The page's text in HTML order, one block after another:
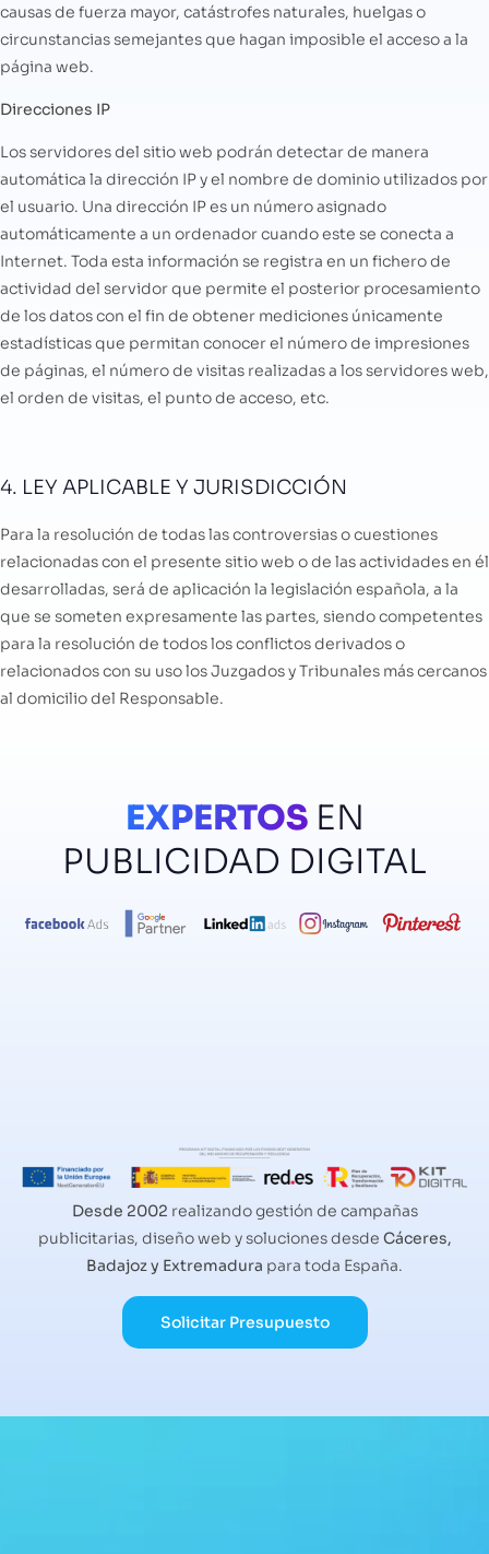
causas de fuerza mayor, catástrofes naturales, huelgas o
circunstancias semejantes que hagan imposible el acceso a la
página web.
Direcciones IP
Los servidores del sitio web podrán detectar de manera
automática la dirección IP y el nombre de dominio utilizados por
el usuario. Una dirección IP es un número asignado
automáticamente a un ordenador cuando este se conecta a
Internet. Toda esta información se registra en un fichero de
actividad del servidor que permite el posterior procesamiento
de los datos con el fin de obtener mediciones únicamente
estadísticas que permitan conocer el número de impresiones
de páginas, el número de visitas realizadas a los servidores web,
el orden de visitas, el punto de acceso, etc.
4. LEY APLICABLE Y JURISDICCIÓN
Para la resolución de todas las controversias o cuestiones
relacionadas con el presente sitio web o de las actividades en él
desarrolladas, será de aplicación la legislación española, a la
que se someten expresamente las partes, siendo competentes
para la resolución de todos los conflictos derivados o
relacionados con su uso los Juzgados y Tribunales más cercanos
al domicilio del Responsable.
EXPERTOSEN
PUBLICIDAD DIGITAL
Desde 2002 realizando gestión de campañas
publicitarias, diseño web y soluciones desde Cáceres,
Badajoz y Extremadura para toda España.
Solicitar Presupuesto